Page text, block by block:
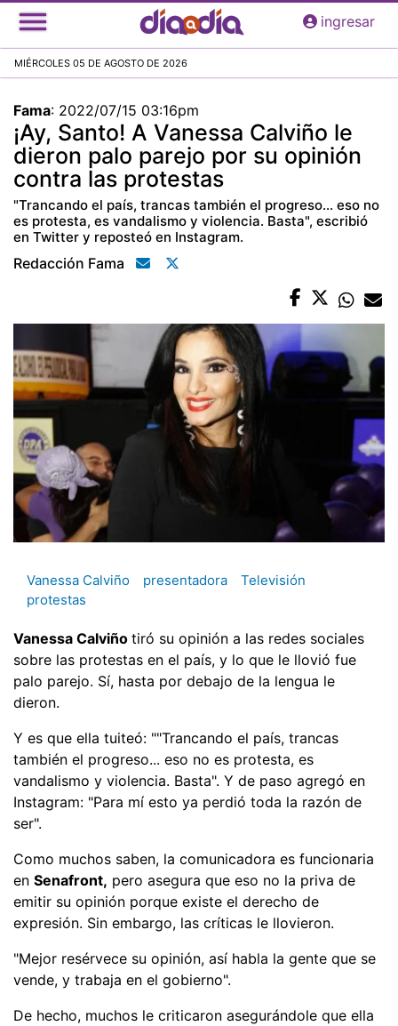
Pasar
al
principal
ingresar
MIÉRCOLES 05 DE AGOSTO DE 2026
Fama: 2022/07/15 03:16pm
¡Ay, Santo! A Vanessa Calviño le
dieron palo parejo por su opinión
contra las protestas
"Trancando el país, trancas también el progreso... eso no
es protesta, es vandalismo y violencia. Basta", escribió
en Twitter y reposteó en Instagram.
Redacción Fama
Vanessa Calviño presentadora
Televisión
protestas
Vanessa Calviño tiró su opinión a las redes sociales
sobre las protestas en el país, y lo que le llovió fue
palo parejo. Sí, hasta por debajo de la lengua le
dieron.
Y es que ella tuiteó: ""Trancando el país, trancas
también el progreso... eso no es protesta, es
vandalismo y violencia. Basta". Y de paso agregó en
Instagram: "Para mí esto ya perdió toda la razón de
ser".
Como muchos saben, la comunicadora es funcionaria
en Senafront, pero asegura que eso no la priva de
emitir su opinión porque existe el derecho de
expresión. Sin embargo, las críticas le llovieron.
"Mejor resérvece su opinión, así habla la gente que se
vende, y trabaja en el gobierno".
De hecho, muchos le criticaron asegurándole que ella